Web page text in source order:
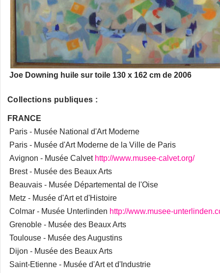
Joe Downing huile sur toile 130 x 162 cm de 2006
Collections publiques :
FRANCE
Paris - Musée National d'Art Moderne
Paris - Musée d'Art Moderne de la Ville de Paris
Avignon - Musée Calvet http://www.musee-calvet.org/
Brest - Musée des Beaux Arts
Beauvais - Musée Départemental de l'Oise
Metz - Musée d'Art et d'Histoire
Colmar - Musée Unterlinden http://www.musee-
Grenoble - Musée des Beaux Arts
Toulouse - Musée des Augustins
Dijon - Musée des Beaux Arts
Saint-Etienne - Musée d'Art et d'Industrie